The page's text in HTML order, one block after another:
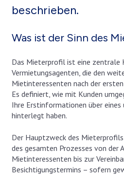
beschrieben.
Was ist der Sinn des
Das Mieterprofil ist eine zentrale
Vermietungsagenten, die den
Mietinteressenten nach der
Es definiert, wie mit Kunden
Ihre Erstinformationen über eines
hinterlegt haben.
Der Hauptzweck des
des gesamten Prozesses von der
Mietinteressenten bis zur
Besichtigungstermins – sofern